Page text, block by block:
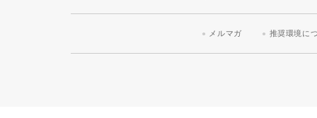
メルマガ 推奨環境に